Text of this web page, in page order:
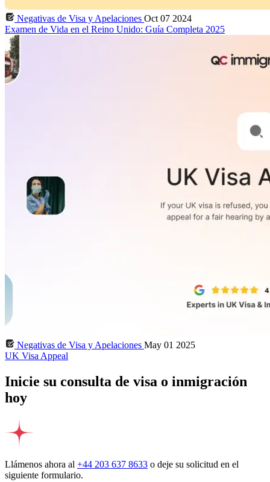
Negativas de Visa y Apelaciones Oct 07 2024
Examen de Vida en el Reino Unido: Guía Completa 2025
Negativas de Visa y Apelaciones May 01 2025
UK Visa Appeal
Inicie su consulta de visa o inmigración
hoy
Llámenos ahora al +44 203 637 8633 o deje su solicitud en el
siguiente formulario.